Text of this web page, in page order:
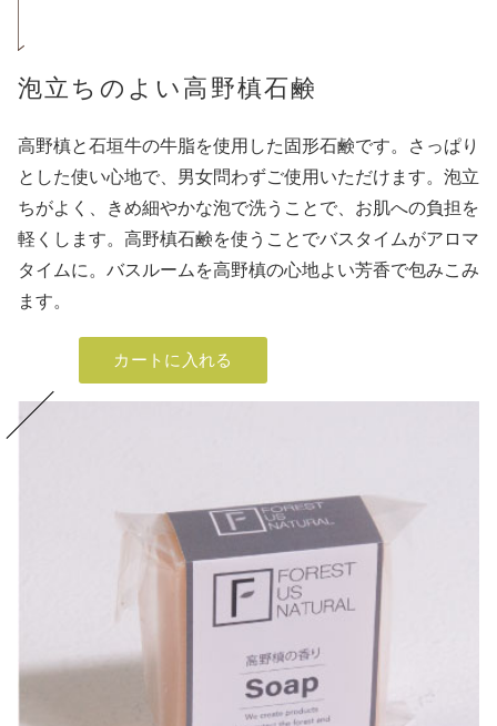
泡立ちのよい高野槙石鹸
高野槙と石垣牛の牛脂を使用した固形石鹸です。さっぱり
とした使い心地で、男女問わずご使用いただけます。泡立
ちがよく、きめ細やかな泡で洗うことで、お肌への負担を
軽くします。高野槙石鹸を使うことでバスタイムがアロマ
タイムに。バスルームを高野槙の心地よい芳香で包みこみ
ます。